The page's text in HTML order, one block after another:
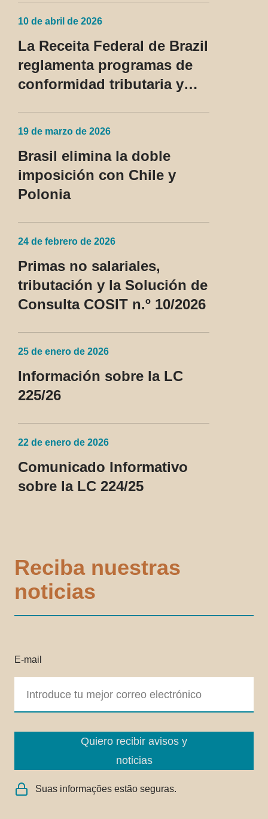
privilegiado
10 de abril de 2026
La Receita Federal de Brazil
reglamenta programas de
conformidad tributaria y
19 de marzo de 2026
Brasil elimina la doble
imposición con Chile y
Polonia
24 de febrero de 2026
Primas no salariales,
tributación y la Solución de
Consulta COSIT n.º 10/2026
25 de enero de 2026
Información sobre la LC
225/26
22 de enero de 2026
Comunicado Informativo
sobre la LC 224/25
Reciba nuestras
noticias
E-mail
Quiero recibir avisos y
noticias
Suas informações estão seguras.